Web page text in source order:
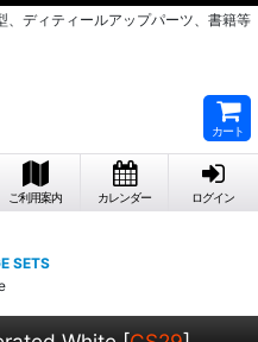
ディティールアップパーツ、書籍等
カート
ご利用案内 カレンダー ログイン
SETS